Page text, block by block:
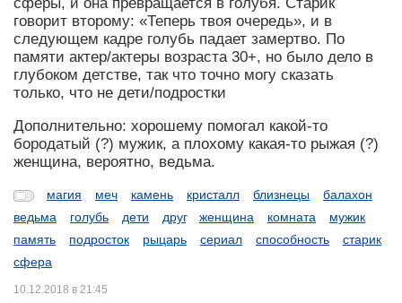
сферы, и она превращается в голубя. Старик
говорит второму: «Теперь твоя очередь», и в
следующем кадре голубь падает замертво. По
памяти актер/актеры возраста 30+, но было дело в
глубоком детстве, так что точно могу сказать
только, что не дети/подростки
Дополнительно: хорошему помогал какой-то
бородатый (?) мужик, а плохому какая-то рыжая (?)
женщина, вероятно, ведьма.
магия меч камень кристалл близнецы
балахон
ведьма
голубь дети друг женщина комната
мужик
память
подросток рыцарь сериал способность
старик
сфера
10.12.2018 в 21:45